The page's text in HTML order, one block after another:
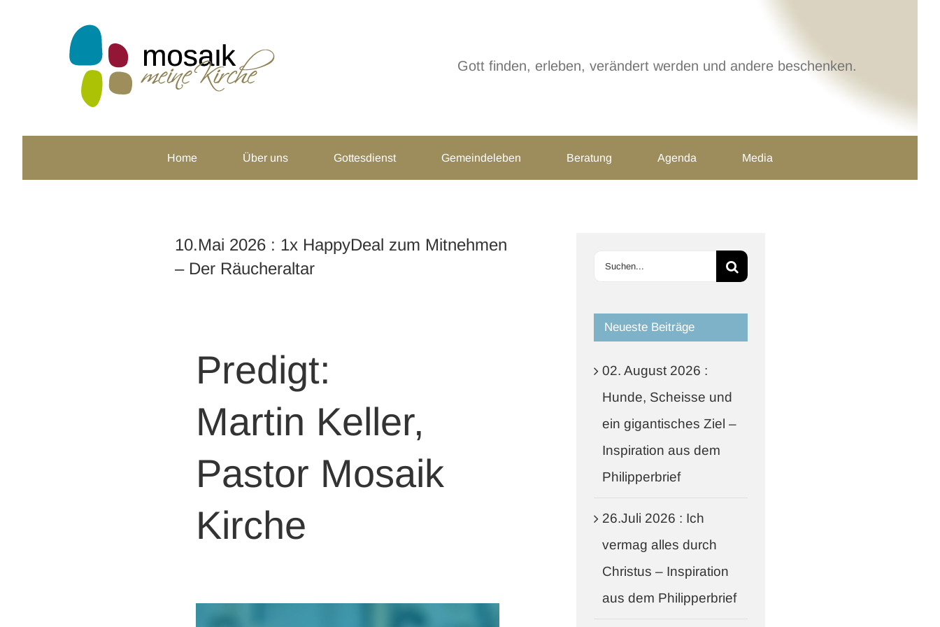
Gott finden, erleben, verändert werden und andere beschenken.
Home Über uns Gottesdienst Gemeindeleben Beratung Agenda Media
10.Mai 2026 : 1x HappyDeal zum Mitnehmen
– Der Räucheraltar
Predigt:
Martin Keller,
Pastor Mosaik
Kirche
Suche
Neueste Beiträge
02. August 2026 :
Hunde, Scheisse und
ein gigantisches Ziel –
Inspiration aus dem
Philipperbrief
26.Juli 2026 : Ich
vermag alles durch
Christus – Inspiration
aus dem Philipperbrief